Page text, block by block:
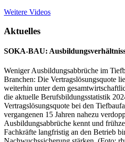
Weitere Videos
Aktuelles
SOKA-BAU:
Weniger Ausbildungsabbrüche im
Branchen: Die Vertragslösungsquote
weiterhin unter dem
die aktuelle Berufsbildungsstatistik
Vertragslösungsquote bei den
vergangenen 15 Jahren nahezu
Ausbildungsabbrüche kennt und
Fachkräfte langfristig an den Betrieb